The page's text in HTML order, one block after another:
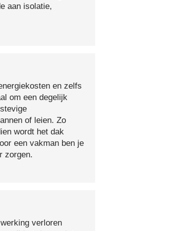
aan isolatie,
en zelfs
om een degelijk
of leien. Zo
wordt het dak
een vakman ben je
zorgen.
verloren